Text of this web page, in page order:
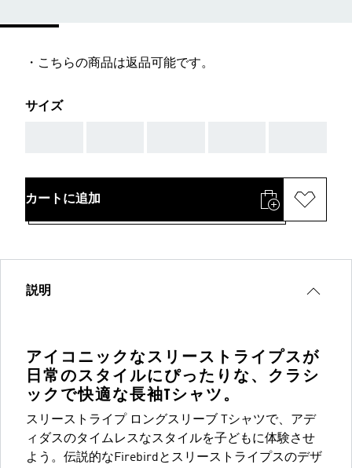
・こちらの商品は返品可能です。
サイズ
カートに追加
説明
アイコニックなスリーストライプスが
日常のスタイルにぴったりな、クラシ
ックで快適な長袖Tシャツ。
スリーストライプ ロングスリーブ Tシャツで、アデ
ィダスのタイムレスなスタイルを子どもに体験させ
よう。伝説的なFirebirdとスリーストライプスのデザ